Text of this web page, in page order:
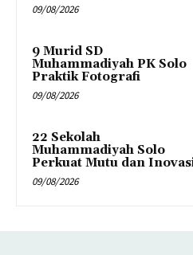
09/08/2026
9 Murid SD
Muhammadiyah PK Solo
Praktik Fotografi
09/08/2026
22 Sekolah
Muhammadiyah Solo
Perkuat Mutu dan
09/08/2026